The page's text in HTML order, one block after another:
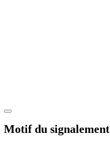
Motif du signalement